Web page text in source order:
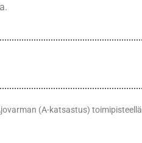
(A-katsastus)